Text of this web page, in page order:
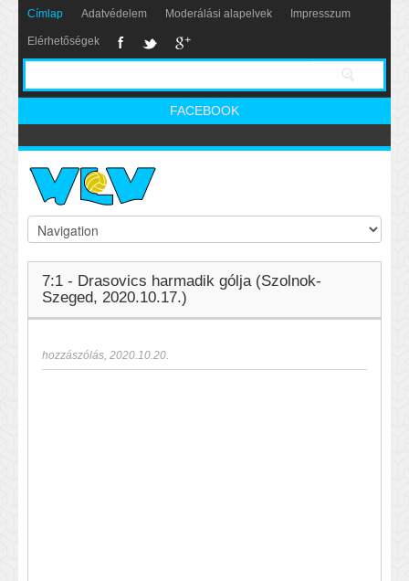
Címlap Adatvédelem Moderálási alapelvek Impresszum
Elérhetőségek
FACEBOOK
7:1 - Drasovics harmadik gólja (Szolnok-
Szeged, 2020.10.17.)
hozzászólás, 2020.10.20.